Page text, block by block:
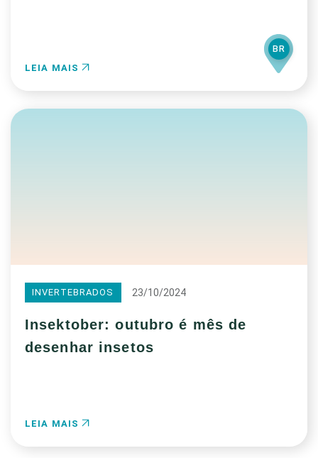
LEIA MAIS
BR
INVERTEBRADOS 23/10/2024
Insektober: outubro é mês de
desenhar insetos
LEIA MAIS